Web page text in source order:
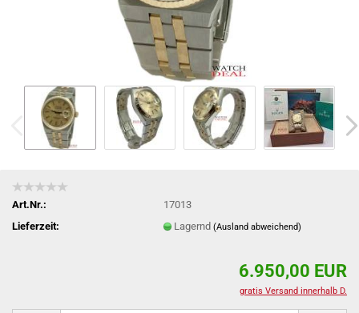
Art.Nr.:
17013
Lieferzeit:
Lagernd(Ausland abweichend)
6.950,00 EUR
gratis Versand innerhalb D.